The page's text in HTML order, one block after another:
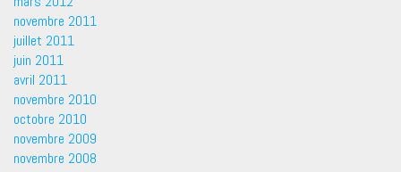
novembre 2011
juillet 2011
juin 2011
avril 2011
novembre 2010
octobre 2010
novembre 2009
novembre 2008